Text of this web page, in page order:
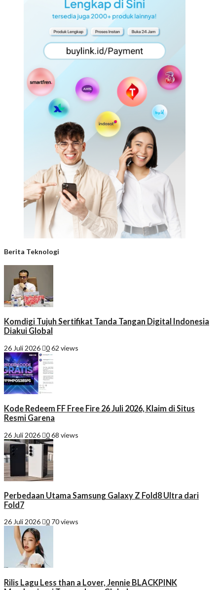
Berita Teknologi
Komdigi Tujuh Sertifikat Tanda Tangan Digital Indonesia
Diakui Global
26 Juli 2026 062 views
Kode Redeem FF Free Fire 26 Juli 2026, Klaim di Situs
Resmi Garena
26 Juli 2026 068 views
Perbedaan Utama Samsung Galaxy Z Fold8 Ultra dari
Fold7
26 Juli 2026 0 70 views
Rilis Lagu Less than a Lover, Jennie BLACKPINK